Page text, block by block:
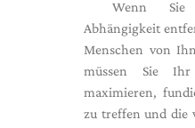
Wenn
Abhängigkeit
Menschen von
müssen Sie Ihr
maximieren,
zu treffen und die